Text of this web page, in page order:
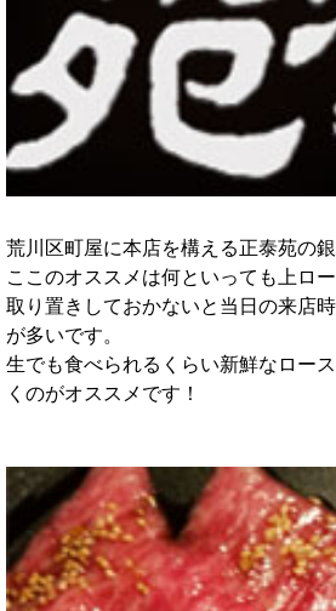
荒川区町屋に本店を構える正泰苑の銀
ここのオススメは何といっても上ロ
取り置きしておかないと当日の来店
が多いです。
生でも食べられるくらい新鮮なロー
くのがオススメです！